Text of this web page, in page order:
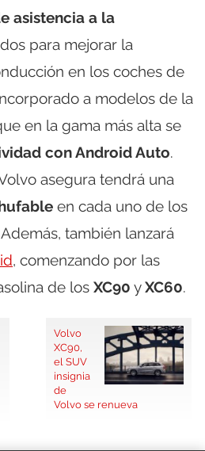
asistencia a la
para mejorar la
en los coches de
a modelos de la
en la gama más alta se
con Android Auto.
asegura tendrá una
en cada uno de los
también lanzará
, comenzando por las
de los XC90 yXC60.
Volvo
XC90,
el SUV
insignia
de
Volvo se renueva